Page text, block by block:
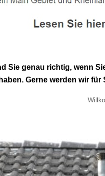
Sie genau richtig, wenn
Gerne werden wir